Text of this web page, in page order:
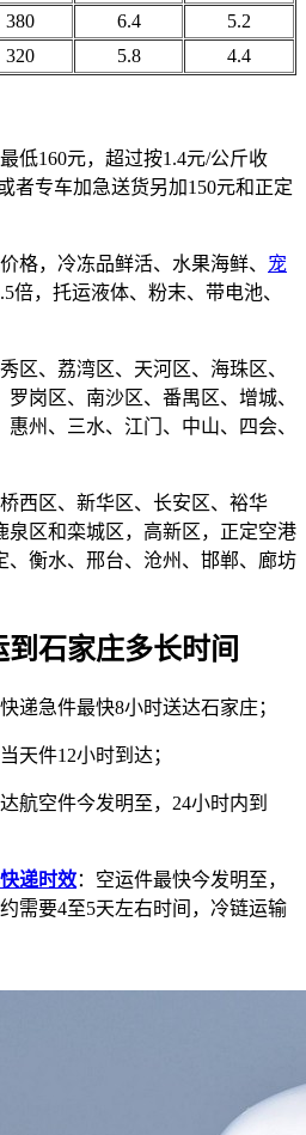
380 6.4
5.2
320 5.8 4.4
160元，超过按1.4元/公斤收
者专车加急送货另加150元和正定
，冷冻品鲜活、水果海鲜、 宠
倍，托运液体、粉末、带电池、
、荔湾区、天河区、海珠区、
岗区、南沙区、番禺区、增城、
州、三水、江门、中山、四会、
区、新华区、长安区、裕华
泉区和栾城区，高新区，正定空港
、衡水、邢台、沧州、邯郸、廊坊
石家庄多长时间
急件最快8小时送达石家庄；
件12小时到达；
空件今发明至，24小时内到
递时效：空运件最快今发明至，
需要4至5天左右时间，冷链运输